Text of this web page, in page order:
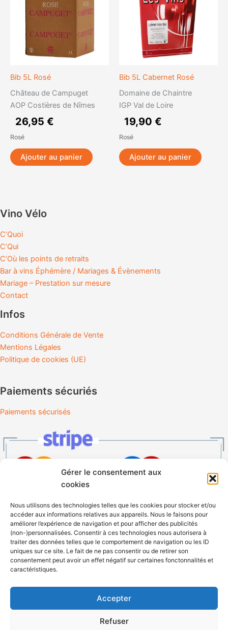
Gérer le consentement aux
cookies
Nous utilisons des technologies telles que les cookies pour stocker et/ou
accéder aux informations relatives aux appareils. Nous le faisons pour
améliorer l’expérience de navigation et pour afficher des publicités
(non-)personnalisées. Consentir à ces technologies nous autorisera à
traiter des données telles que le comportement de navigation ou les ID
uniques sur ce site. Le fait de ne pas consentir ou de retirer son
consentement peut avoir un effet négatif sur certaines fonctonnalités et
caractéristiques.
Accepter
Refuser
Bib 5L Rosé
Château de Campuget
AOP Costières de Nîmes
26,95 €
Rosé
Ajouter au panier
Bib 5L Cabernet Rosé
Domaine de Chaintre
IGP Val de Loire
19,90 €
Rosé
Ajouter au panier
Vino Vélo
C’Quoi
C’Qui
C’Où les points de retraits
Bar à vins Éphémère / Mariages & Évènements
Mariage – Prestation sur mesure
Contact
Infos
Conditions Générale de Vente
Mentions Légales
Politique de cookies (UE)
Paiements sécuriés
Paiements sécurisés
Facebook Instagram
Copyright ©2026 Vino Vélo|Powered byThème WordPress Astra
L'abus d'alcool est dangereux pour la santé, il est
recommandé de le consommer de manière réduite. La
consommation d'alcool est fortement déconseillée
pendant la grossesse et la vente aux mineurs de moins